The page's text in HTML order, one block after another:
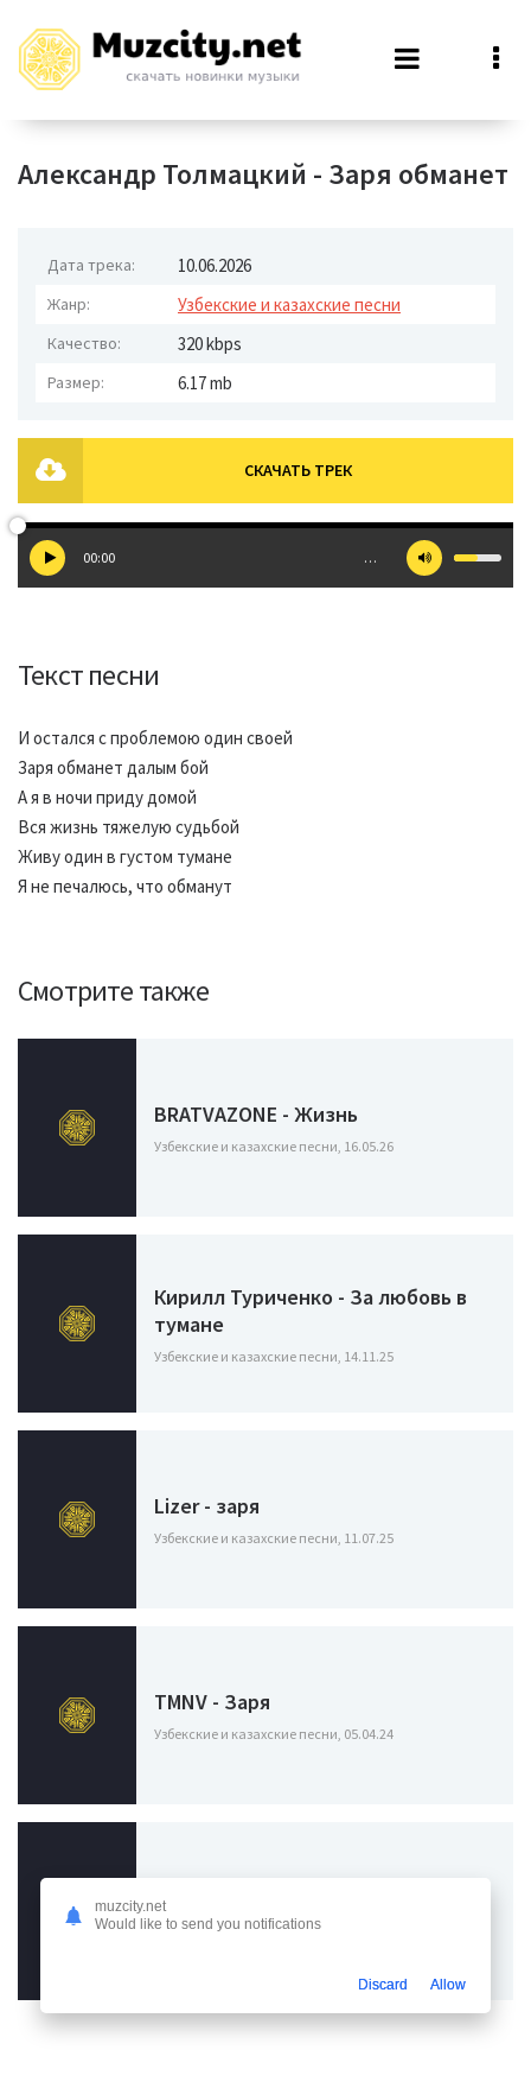
Александр Толмацкий - Заря обманет
Дата трека: 10.06.2026
Жанр: Узбекские и казахские песни
Качество: 320 kbps
Размер: 6.17 mb
СКАЧАТЬ ТРЕК
00:00 …
Текст песни
И остался с проблемою один своей
Заря обманет далым бой
А я в ночи приду домой
Вся жизнь тяжелую судьбой
Живу один в густом тумане
Я не печалюсь, что обманут
Смотрите также
BRATVAZONE - Жизнь
Узбекские и казахские песни, 16.05.26
Кирилл Туриченко - За любовь в
тумане
Узбекские и казахские песни, 14.11.25
Lizer - заря
Узбекские и казахские песни, 11.07.25
TMNV - Заря
Узбекские и казахские песни, 05.04.24
Dimasblog - Остался один
Узбекские и казахские песни, 18.11.23
muzcity.net
Would like to send you notifications
Discard Allow